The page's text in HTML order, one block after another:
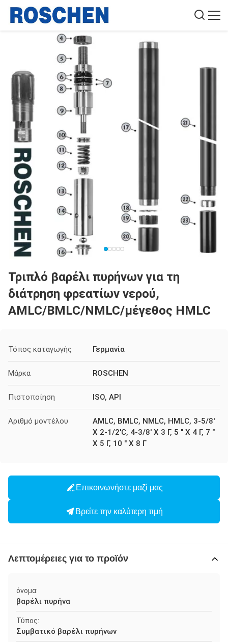
Τριπλό βαρέλι πυρήνων για τη
διάτρηση φρεατίων νερού,
AMLC/BMLC/NMLC/μέγεθος HMLC
Τόπος καταγωγής Γερμανία
Μάρκα ROSCHEN
Πιστοποίηση ISO, API
Αριθμό μοντέλου
AMLC, BMLC, NMLC, HMLC, 3-5/8'
Χ 2-1/2'C, 4-3/8' Χ 3 Γ, 5 " Χ 4 Γ, 7 "
Χ 5 Γ, 10 " Χ 8 Γ
Επικοινωνήστε μαζί μας
Βρείτε την καλύτερη τιμή
Λεπτομέρειες για το προϊόν
όνομα:
βαρέλι πυρήνα
Τύπος:
Συμβατικό βαρέλι πυρήνων